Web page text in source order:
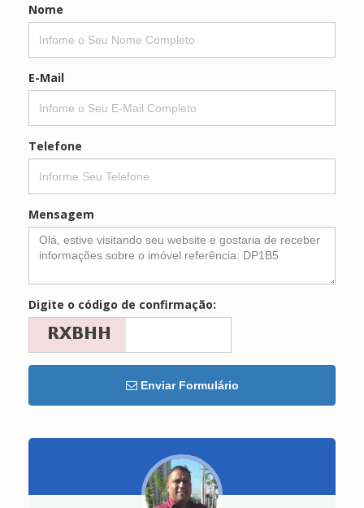
Nome
E-Mail
Telefone
Mensagem
Digite o código de confirmação:
Enviar Formulário